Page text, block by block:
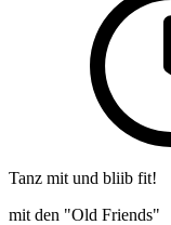
Tanz mit und bliib fit!
mit den "Old Friends"